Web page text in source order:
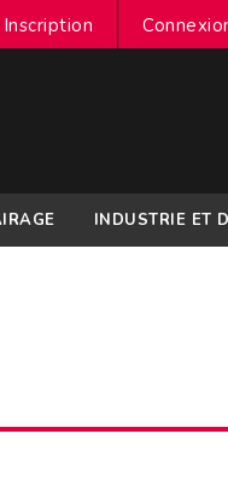
Inscription
INDUSTRIE ET